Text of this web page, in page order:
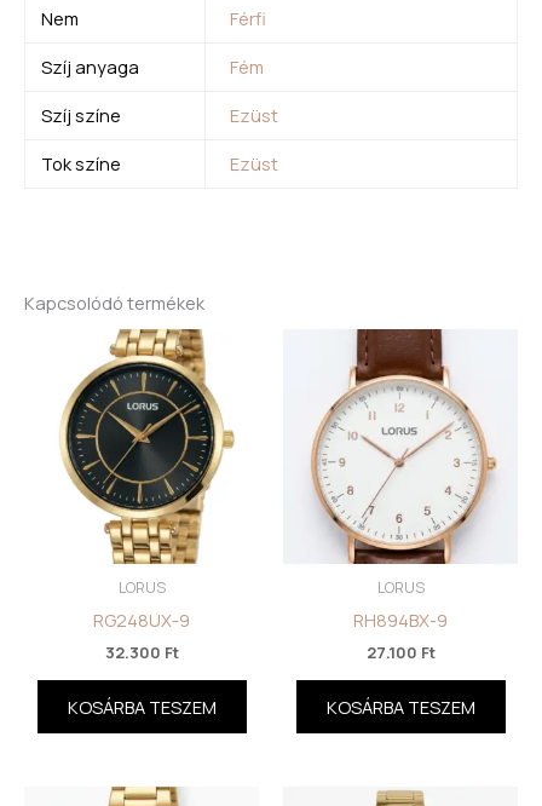
Nem
Férfi
Szíj anyaga
Fém
Szíj színe
Ezüst
Tok színe
Ezüst
Kapcsolódó termékek
LORUS
RG248UX-9
32.300 Ft
KOSÁRBA TESZEM
LORUS
RH894BX-9
27.100 Ft
KOSÁRBA TESZEM